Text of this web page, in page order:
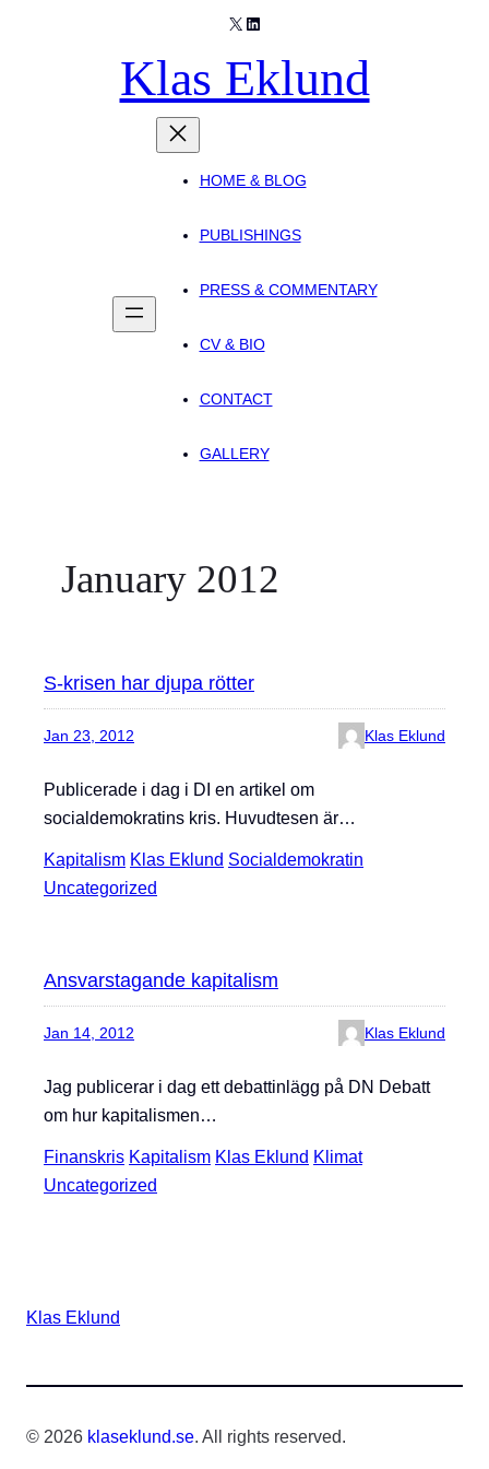
X LinkedIn
Klas Eklund
HOME & BLOG
PUBLISHINGS
PRESS & COMMENTARY
CV & BIO
CONTACT
GALLERY
January 2012
S-krisen har djupa rötter
Jan 23, 2012 Klas Eklund
Publicerade i dag i DI en artikel om
socialdemokratins kris. Huvudtesen är…
Kapitalism Klas Eklund Socialdemokratin
Uncategorized
Ansvarstagande kapitalism
Jan 14, 2012 Klas Eklund
Jag publicerar i dag ett debattinlägg på DN Debatt
om hur kapitalismen…
Finanskris Kapitalism Klas Eklund Klimat
Uncategorized
Klas Eklund
© 2026 klaseklund.se. All rights reserved.